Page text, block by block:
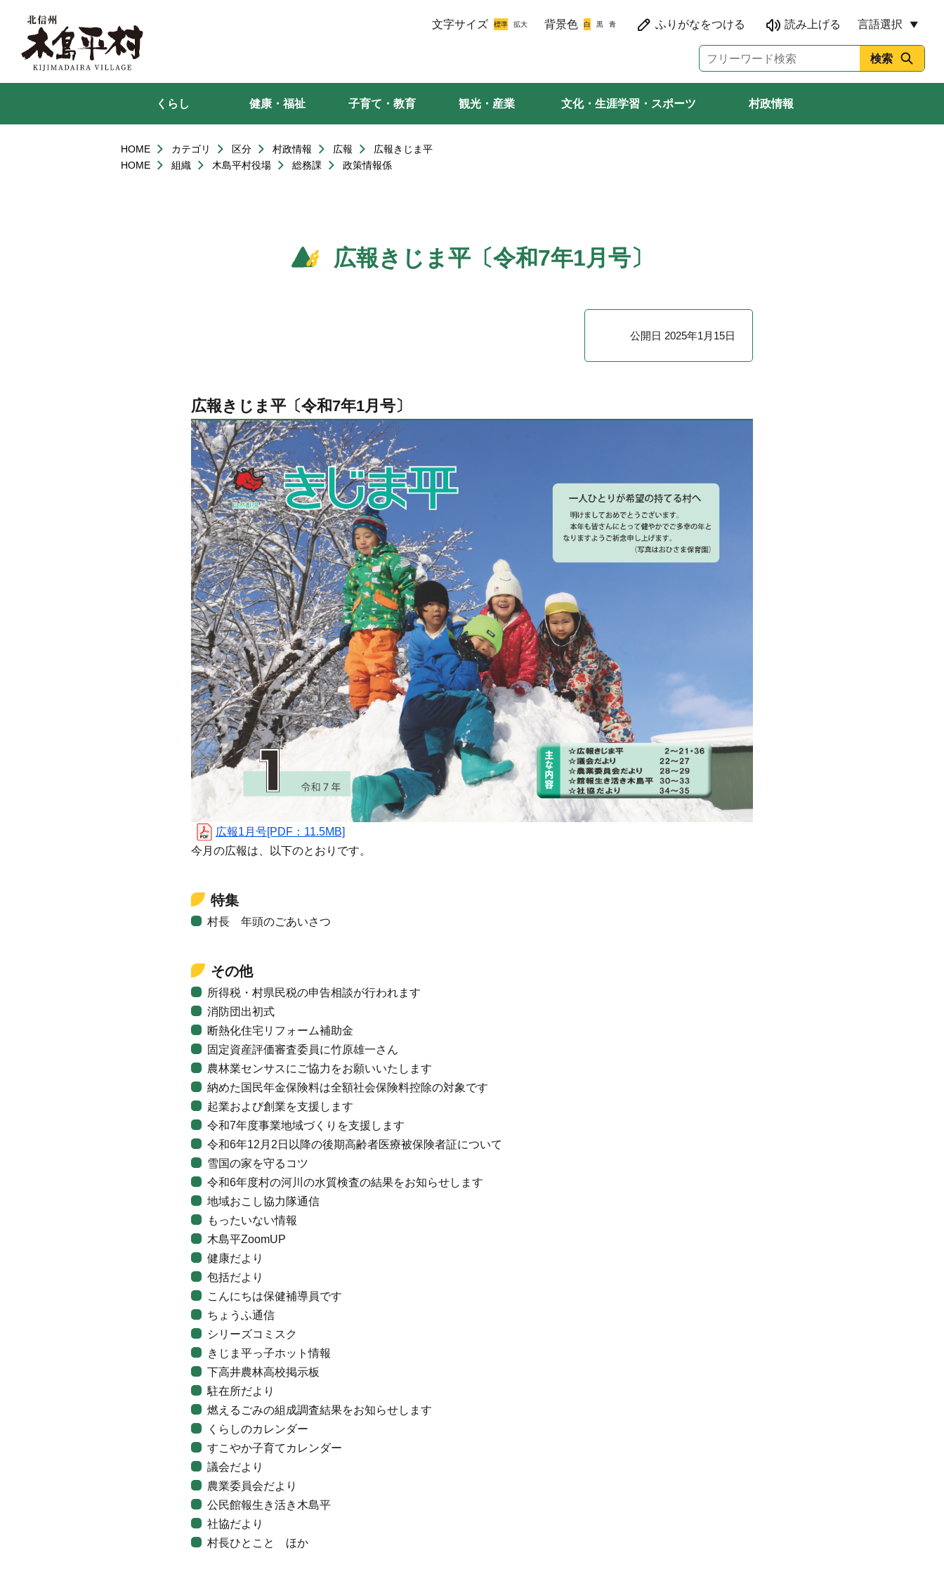
文字サイズ 背景色 言語選択
くらし 健康・福祉 子育て・教育 観光・産業 文化・生涯学習・スポーツ 村政情報
HOME カテゴリ 区分 村政情報 広報
広報きじま平
HOME
組織 木島平村役場 総務課 政策情報係
広報きじま平〔令和7年1月号〕
公開日 2025年1月15日
広報きじま平〔令和7年1月号〕
広報1月号[PDF：11.5MB]
今月の広報は、以下のとおりです。
特集
村長 年頭のごあいさつ
その他
所得税・村県民税の申告相談が行われます
消防団出初式
断熱化住宅リフォーム補助金
固定資産評価審査委員に竹原雄一さん
農林業センサスにご協力をお願いいたします
納めた国民年金保険料は全額社会保険料控除の対象です
起業および創業を支援します
令和7年度事業地域づくりを支援します
令和6年12月2日以降の後期高齢者医療被保険者証について
雪国の家を守るコツ
令和6年度村の河川の水質検査の結果をお知らせします
地域おこし協力隊通信
もったいない情報
木島平ZoomUP
健康だより
包括だより
こんにちは保健補導員です
ちょうふ通信
シリーズコミスク
きじま平っ子ホット情報
下高井農林高校掲示板
駐在所だより
燃えるごみの組成調査結果をお知らせします
くらしのカレンダー
すこやか子育てカレンダー
議会だより
農業委員会だより
公民館報生き活き木島平
社協だより
村長ひとこと ほか